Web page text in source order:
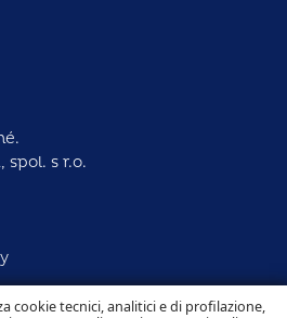
cookie tecnici, analitici e di profilazione,
spol. s r.o.